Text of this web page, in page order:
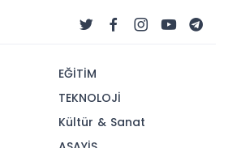
EĞİTİM
TEKNOLOJİ
Kültür & Sanat